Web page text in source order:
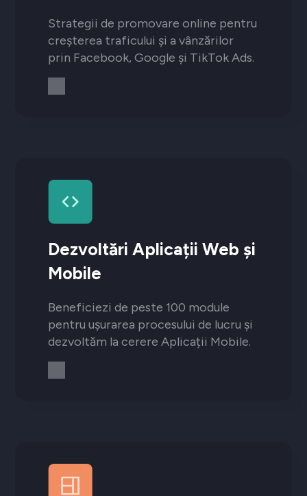
Strategii de promovare online pentru
creșterea traficului și a vânzărilor
prin Facebook, Google și TikTok Ads.
Dezvoltări Aplicații Web și
Mobile
Beneficiezi de peste 100 module
pentru ușurarea procesului de lucru și
dezvoltăm la cerere Aplicații Mobile.